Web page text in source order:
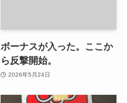
ボーナスが入った。ここか
ら反撃開始。
2026年5月24日